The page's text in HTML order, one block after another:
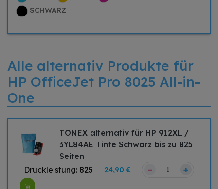
SCHWARZ
Alle alternativ Produkte für
HP OfficeJet Pro 8025 All-in-
One
TONEX alternativ für HP 912XL /
3YL84AE Tinte Schwarz bis zu 825
Seiten
Druckleistung: 825 24,90 € – +